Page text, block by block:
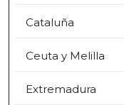
Cataluña
Ceuta y Melilla
Extremadura